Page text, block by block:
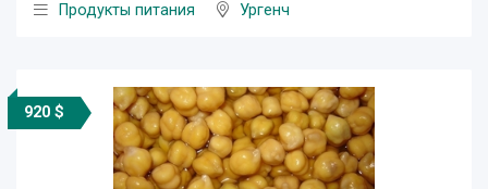
Продукты питания
Ургенч
920 $